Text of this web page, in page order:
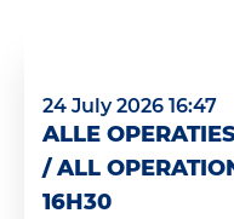
24 July 2026 16:47
ALLE
/ ALL
16H30